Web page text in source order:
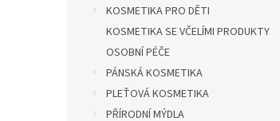
KOSMETIKA PRO DĚTI
KOSMETIKA SE VČELÍMI PRODUKTY
OSOBNÍ PÉČE
PÁNSKÁ KOSMETIKA
PLEŤOVÁ KOSMETIKA
PŘÍRODNÍ MÝDLA